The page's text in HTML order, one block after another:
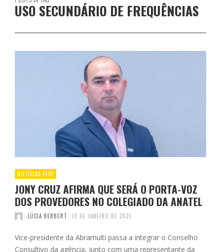
USO SECUNDÁRIO DE FREQUÊNCIAS
NOTÍCIAS PISP
JONY CRUZ AFIRMA QUE SERÁ O PORTA-VOZ
DOS PROVEDORES NO COLEGIADO DA ANATEL
LÚCIA BERBERT 19 DE JANEIRO DE 2021
Vice-presidente da Abramulti passa a integrar o Conselho
Consultivo da agência, junto com uma representante da